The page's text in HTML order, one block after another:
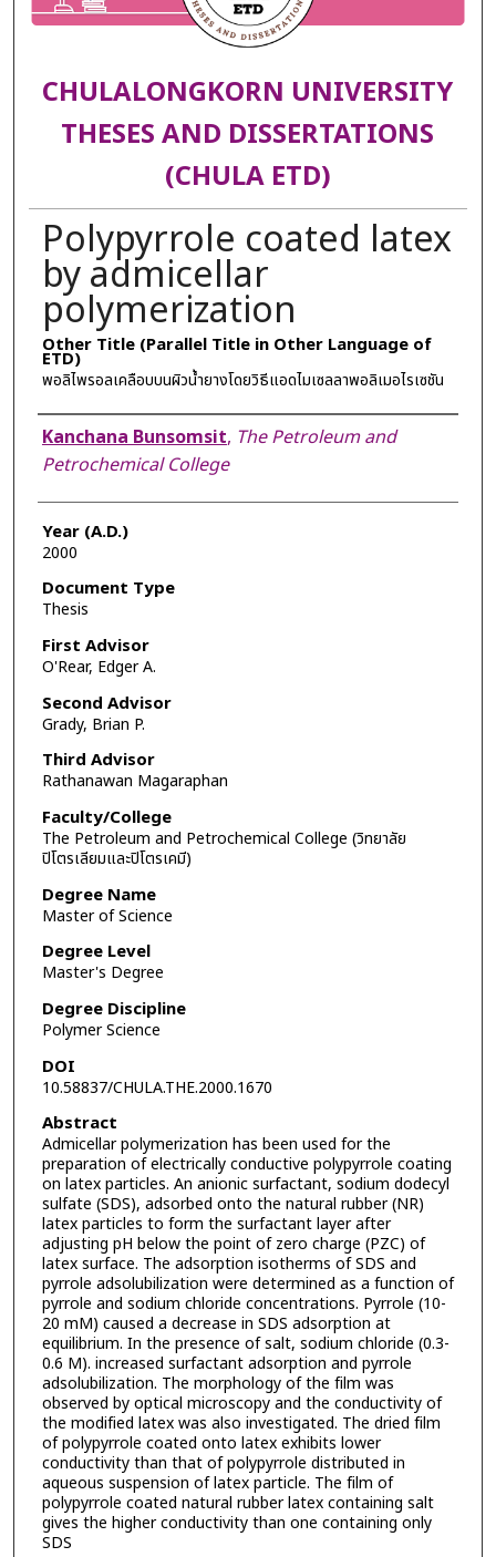
CHULALONGKORN UNIVERSITY
THESES AND DISSERTATIONS
(CHULA ETD)
Polypyrrole coated latex
by admicellar
polymerization
Other Title (Parallel Title in Other Language of
ETD)
พอลิไพรอลเคลือบบนผิวน้ำยางโดยวิธีแอดไมเซลลาพอลิเมอไรเซชัน
Author
Kanchana Bunsomsit, The Petroleum and
Petrochemical College
Year (A.D.)
2000
Document Type
Thesis
First Advisor
O'Rear, Edger A.
Second Advisor
Grady, Brian P.
Third Advisor
Rathanawan Magaraphan
Faculty/College
The Petroleum and Petrochemical College (วิทยาลัย
ปิโตรเลียมและปิโตรเคมี)
Degree Name
Master of Science
Degree Level
Master's Degree
Degree Discipline
Polymer Science
DOI
10.58837/CHULA.THE.2000.1670
Abstract
Admicellar polymerization has been used for the
preparation of electrically conductive polypyrrole coating
on latex particles. An anionic surfactant, sodium dodecyl
sulfate (SDS), adsorbed onto the natural rubber (NR)
latex particles to form the surfactant layer after
adjusting pH below the point of zero charge (PZC) of
latex surface. The adsorption isotherms of SDS and
pyrrole adsolubilization were determined as a function of
pyrrole and sodium chloride concentrations. Pyrrole (10-
20 mM) caused a decrease in SDS adsorption at
equilibrium. In the presence of salt, sodium chloride (0.3-
0.6 M). increased surfactant adsorption and pyrrole
adsolubilization. The morphology of the film was
observed by optical microscopy and the conductivity of
the modified latex was also investigated. The dried film
of polypyrrole coated onto latex exhibits lower
conductivity than that of polypyrrole distributed in
aqueous suspension of latex particle. The film of
polypyrrole coated natural rubber latex containing salt
gives the higher conductivity than one containing only
SDS